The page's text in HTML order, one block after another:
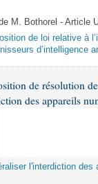
M. Bothorel - Article
de loi relative à
d’intelligence
de résolution
des appareils
l'interdiction